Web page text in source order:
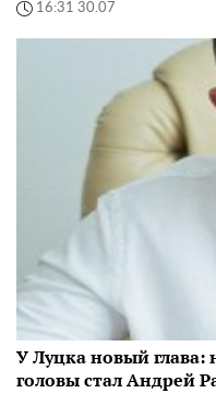
16:31 30.07
У Луцка новый глава:
головы стал Андрей